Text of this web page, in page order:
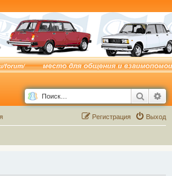
Поиск
Выход
Регистрация